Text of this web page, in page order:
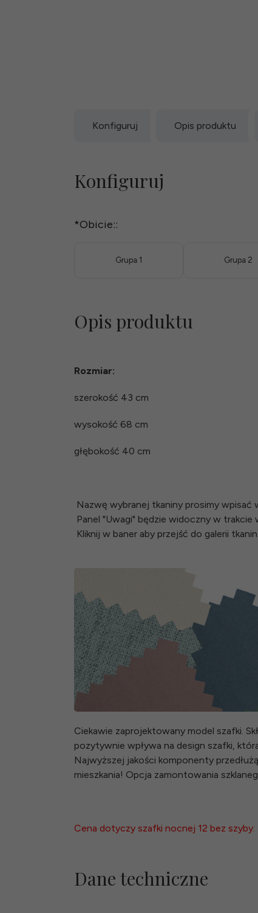
Konfiguruj Opis produktu
Konfiguruj
*Obicie::
Grupa 1 Grupa 2
Opis produktu
Rozmiar:
szerokość 43 cm
wysokość 68 cm
głębokość 40 cm
Nazwę wybranej tkaniny prosimy wpisać
Panel "Uwagi" będzie widoczny w
Kliknij w baner aby przejść do galerii tkanin
Ciekawie zaprojektowany model szafki.
pozytywnie wpływa na design szafki,
Najwyższej jakości komponenty
mieszkania! Opcja zamontowania
Cena dotyczy szafki nocnej 12 bez szyby.
Dane techniczne